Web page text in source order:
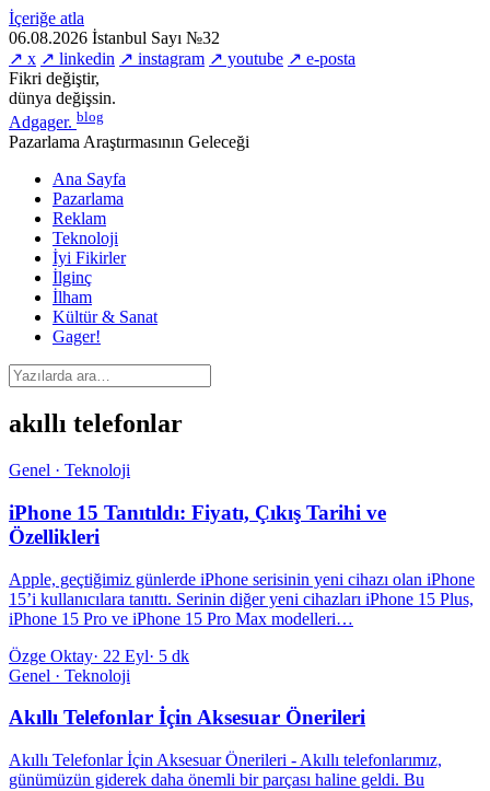
İçeriğe atla
06.08.2026 İstanbul Sayı №32
↗ x ↗ linkedin ↗ instagram ↗ youtube ↗ e-posta
Fikri değiştir,
dünya değişsin.
Adgager. blog
Pazarlama Araştırmasının Geleceği
Ana Sayfa
Pazarlama
Reklam
Teknoloji
İyi Fikirler
İlginç
İlham
Kültür & Sanat
Gager!
akıllı telefonlar
Genel · Teknoloji
iPhone 15 Tanıtıldı: Fiyatı, Çıkış Tarihi ve
Özellikleri
Apple, geçtiğimiz günlerde iPhone serisinin yeni cihazı olan iPhone
15’i kullanıcılara tanıttı. Serinin diğer yeni cihazları iPhone 15 Plus,
iPhone 15 Pro ve iPhone 15 Pro Max modelleri…
Özge Oktay· 22 Eyl· 5 dk
Genel · Teknoloji
Akıllı Telefonlar İçin Aksesuar Önerileri
Akıllı Telefonlar İçin Aksesuar Önerileri - Akıllı telefonlarımız,
günümüzün giderek daha önemli bir parçası haline geldi. Bu